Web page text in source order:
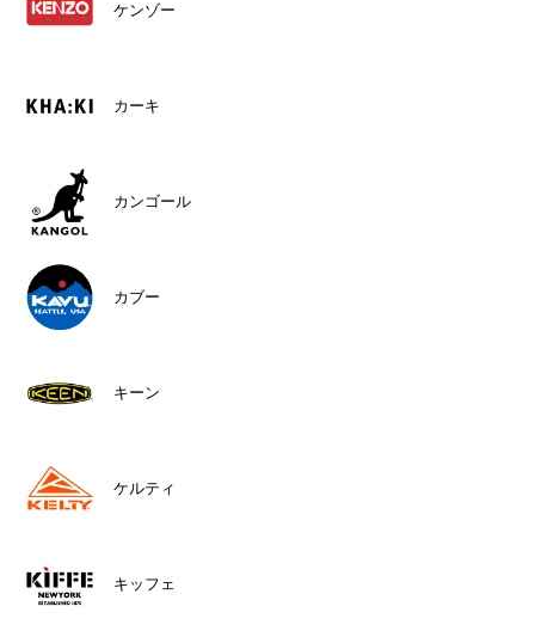
ケンゾー
カーキ
カンゴール
カブー
キーン
ケルティ
キッフェ